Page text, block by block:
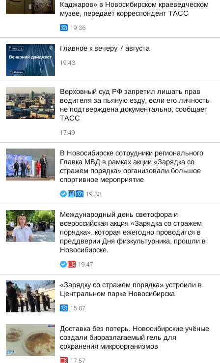
Каджаров» в Новосибирском краеведческом
музее, передает корреспондент ТАСС
19:36
Главное к вечеру 7 августа
19:43
Верховный суд РФ запретил лишать прав
водителя за пьяную езду, если его личность
не подтверждена документально, сообщает
ТАСС
17:49
В Новосибирске сотрудники регионального
Главка МВД в рамках акции «Зарядка со
стражем порядка» организовали большое
спортивное мероприятие
19:33
Международный день светофора и
всероссийская акция «Зарядка со стражем
порядка», которая ежегодно проводится в
преддверии Дня физкультурника, прошли в
Новосибирске.
19:47
«Зарядку со стражем порядка» устроили в
Центральном парке Новосибирска
15:07
Доставка без потерь. Новосибирские учёные
создали биоразлагаемый гель для
сохранения микроорганизмов
17:57